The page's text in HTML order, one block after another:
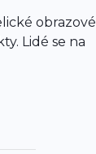
obrazové
Lidé se na